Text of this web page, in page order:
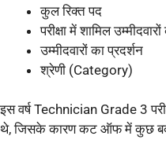
कुल रिक्त पद
परीक्षा में शामिल
उम्मीदवारों का प्रदर्शन
श्रेणी (Category)
इस वर्ष Technician Grade 3
थे, जिसके कारण कट ऑफ में कुछ